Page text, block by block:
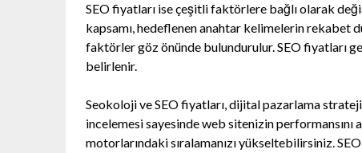
SEO fiyatları ise çeşitli faktörlere bağlı olarak
kapsamı, hedeflenen anahtar kelimelerin rekabet
faktörler göz önünde bulundurulur. SEO fiyatları
belirlenir.
Seokoloji ve SEO fiyatları, dijital pazarlama
incelemesi sayesinde web sitenizin
motorlarındaki sıralamanızı yükseltebilirsiniz.